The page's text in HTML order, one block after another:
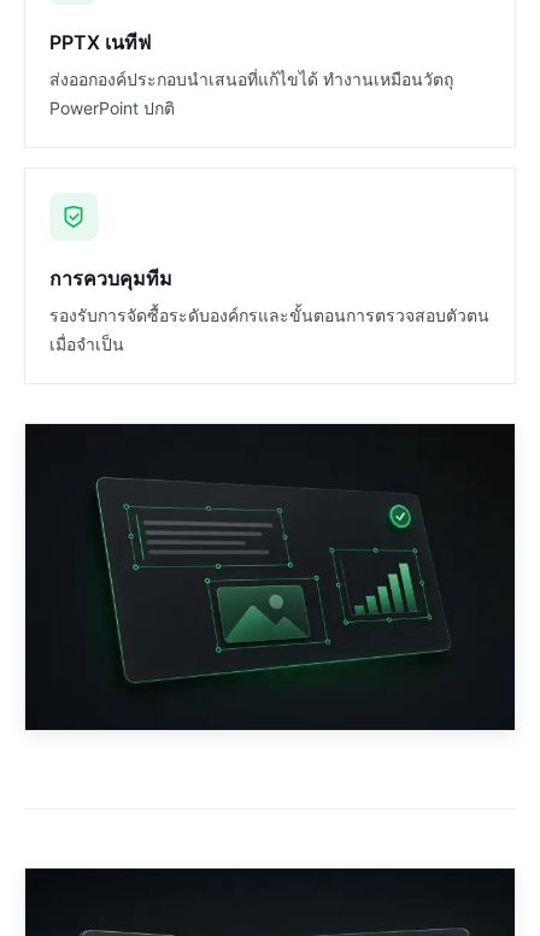
PPTX เนทีฟ
ส่งออกองค์ประกอบนำเสนอที่แก้ไขได้ ทำงานเหมือนวัตถุ
PowerPoint ปกติ
การควบคุมทีม
รองรับการจัดซื้อระดับองค์กรและขั้นตอนการตรวจสอบตัวตน
เมื่อจำเป็น